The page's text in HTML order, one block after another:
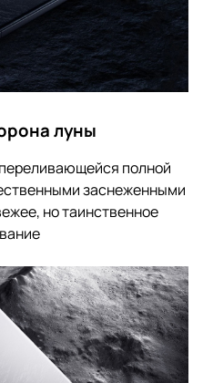
луны
полной
заснеженными
но таинственное